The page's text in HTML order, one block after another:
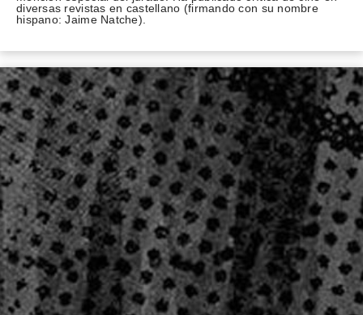
diversas revistas en castellano (firmando con su nombre
hispano: Jaime Natche).